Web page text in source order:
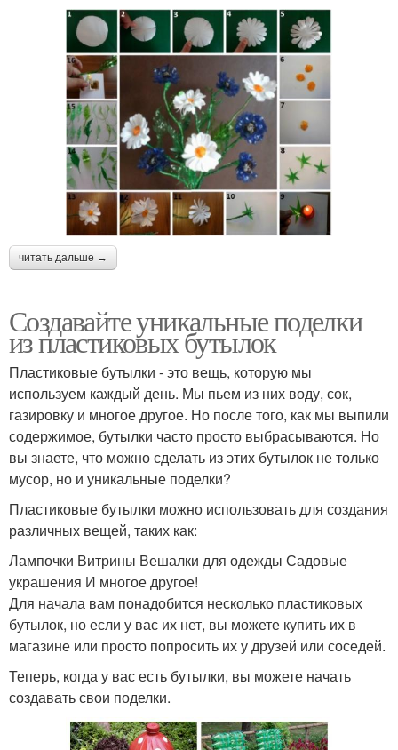
читать дальше →
Создавайте уникальные поделки
из пластиковых бутылок
Пластиковые бутылки - это вещь, которую мы
используем каждый день. Мы пьем из них воду, сок,
газировку и многое другое. Но после того, как мы выпили
содержимое, бутылки часто просто выбрасываются. Но
вы знаете, что можно сделать из этих бутылок не только
мусор, но и уникальные поделки?
Пластиковые бутылки можно использовать для создания
различных вещей, таких как:
Лампочки Витрины Вешалки для одежды Садовые
украшения И многое другое!
Для начала вам понадобится несколько пластиковых
бутылок, но если у вас их нет, вы можете купить их в
магазине или просто попросить их у друзей или соседей.
Теперь, когда у вас есть бутылки, вы можете начать
создавать свои поделки.